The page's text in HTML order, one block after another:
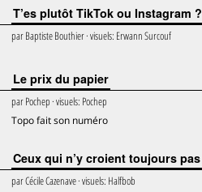
T’es plutôt TikTok ou Instagram ?
parBaptiste Bouthier· visuels: Erwann Surcouf
Le prix du papier
parPochep · visuels: Pochep
Topo fait son numéro
Ceux qui n’y croient toujours pas
parCécile Cazenave· visuels: Halfbob